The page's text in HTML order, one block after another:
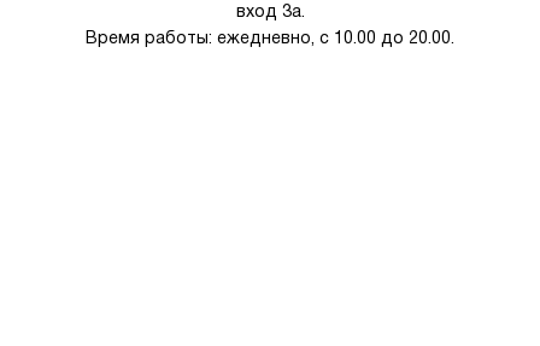
вход 3а.
Время работы: ежедневно, с 10.00 до 20.00.